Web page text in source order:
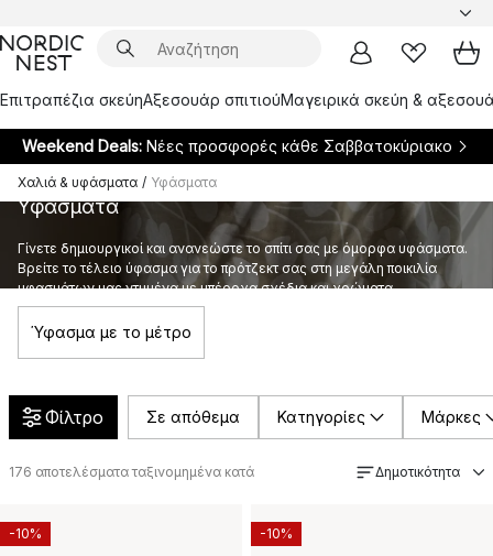
Επιτραπέζια σκεύηΑξεσουάρ σπιτιούΜαγειρικά σκεύη &
Weekend Deals: Νέες προσφορές κάθε Σαββατοκύριακο
Χαλιά & υφάσματα / Υφάσματα
Υφάσματα
Γίνετε δημιουργικοί και ανανεώστε το σπίτι σας με όμορφα υφάσματα.
Βρείτε το τέλειο ύφασμα για το πρότζεκτ σας στη μεγάλη ποικιλία
υφασμάτων μας ντυμένα με υπέροχα σχέδια και χρώματα.
Ύφασμα με το μέτρο
Φίλτρο Σε απόθεμα Κατηγορίες Μάρκες
176 αποτελέσματα ταξινομημένα κατά Δημοτικότητα
-10% -10%